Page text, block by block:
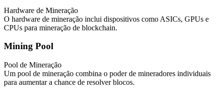
Hardware de Mineração
O hardware de mineração inclui dispositivos como ASICs, GPUs e
CPUs para mineração de blockchain.
Mining Pool
Pool de Mineração
Um pool de mineração combina o poder de mineradores individuais
para aumentar a chance de resolver blocos.